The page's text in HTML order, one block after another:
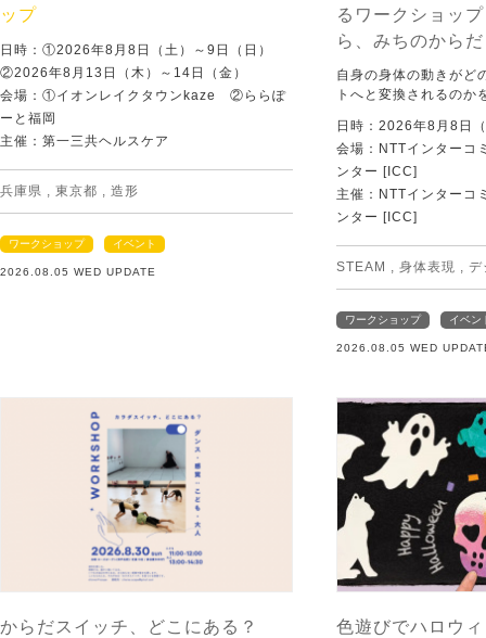
ップ
日時：①2026年8月8日（土）～9日（日）
②2026年8月13日（木）～14日（金）
会場：①イオンレイクタウンkaze ②ららぽ
ーと福岡
主催：第一三共ヘルスケア
兵庫県 , 東京都 , 造形
ワークショップ イベント
2026.08.05 WED UPDATE
るワークショッ
ら、みちのから
自身の身体の動きがど
トへと変換されるのか
日時：2026年8月8日
会場：NTTインターコ
ンター [ICC]
主催：NTTインターコ
ンター [ICC]
STEAM , 身体表現 , デ
ワークショップ イベン
2026.08.05 WED
からだスイッチ、どこにある？
色遊びでハロウ